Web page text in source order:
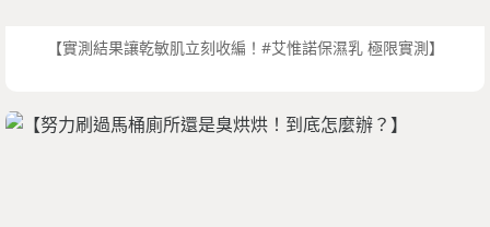
【實測結果讓乾敏肌立刻收編！#艾惟諾保濕乳 極限實測】